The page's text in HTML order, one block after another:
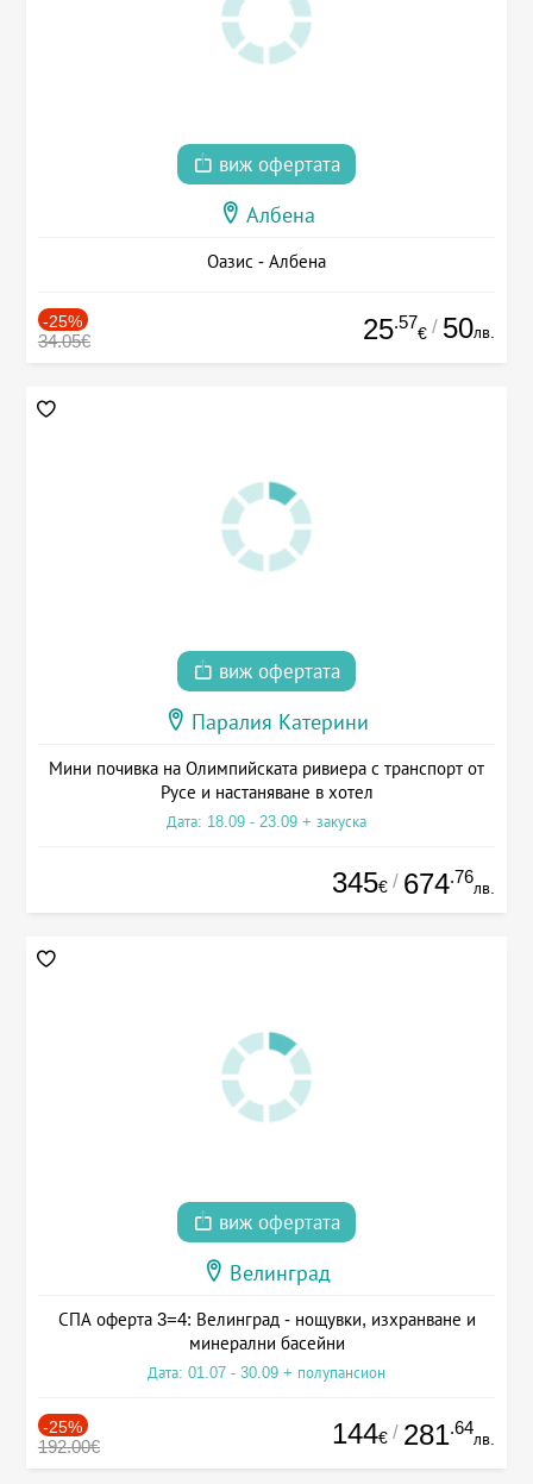
виж офертата
Албена
Оазис - Албена
-25%
34.05€ 25.57
€ / 50лв.
виж офертата
Паралия Катерини
Мини почивка на Олимпийската ривиера с транспорт от
Русе и настаняване в хотел
Дата: 18.09 - 23.09 + закуска
345€ / 674.76
лв.
виж офертата
Велинград
СПА оферта 3=4: Велинград - нощувки, изхранване и
минерални басейни
Дата: 01.07 - 30.09 + полупансион
-25%
192.00€ 144€ / 281.64
лв.